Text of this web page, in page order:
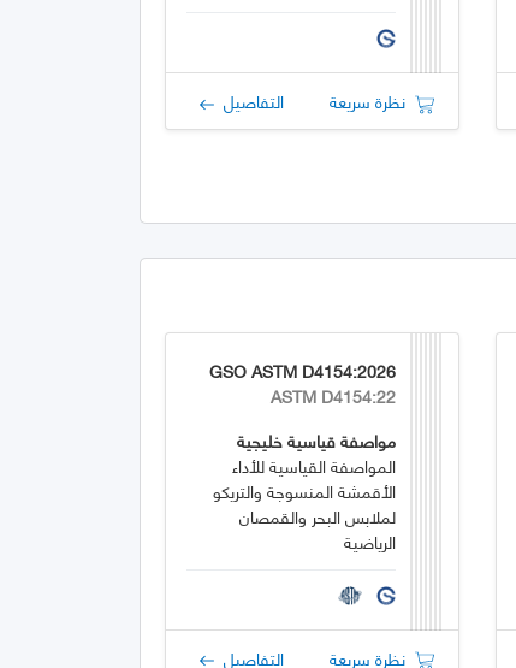
نظرة سريعة التفاصيل
GSO ASTM D4154:2026
ASTM D4154:22
مواصفة قياسية خليجية
المواصفة القياسية للأداء
الأقمشة المنسوجة والتريكو
لملابس البحر والقمصان
الرياضية
نظرة سريعة التفاصيل